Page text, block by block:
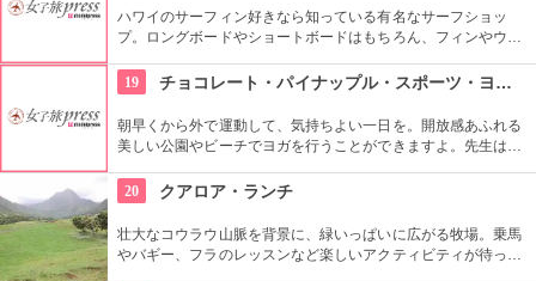
ハワイのサーフィン好きなら知っている有名なサーフショッ
プ。ロングボードやショートボードはもちろん、フィンやウェ
や保管も行っています。
19 チョコレート・パイナップル・スポーツ・ヨガ・スタジオ
朝早くから外で運動して、気持ちよい一日を。開放感あふれる
美しい公園やビーチでヨガを行うことができますよ。先生は日
芝生エリアで無料のヨガレッスンも行っているので、初心者は
コチラもぜひ。
20 クアロア・ランチ
壮大なコウラウ山脈を背景に、緑いっぱいに広がる牧場。乗馬
やバギー、フラのレッスンなど楽しいアクティビティが待って